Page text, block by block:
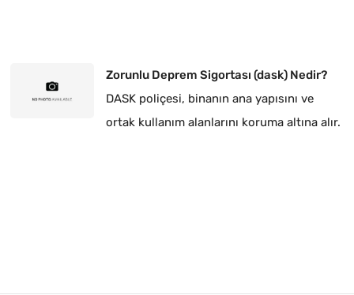
Zorunlu Deprem Sigortası (dask) Nedir?
DASK poliçesi, binanın ana yapısını ve
ortak kullanım alanlarını koruma altına alır.